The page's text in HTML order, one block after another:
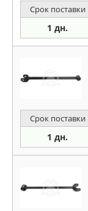
Срок поставки
1 дн.
Срок поставки
1 дн.